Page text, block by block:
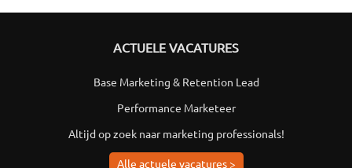
ACTUELE VACATURES
Base Marketing & Retention Lead
Performance Marketeer
Altijd op zoek naar marketing professionals!
Alle actuele vacatures >